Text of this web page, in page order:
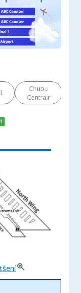
Chubu
Centrair